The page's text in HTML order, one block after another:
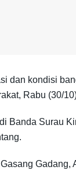
dan kondisi
Rabu (30/
Banda Surau
Gadang,